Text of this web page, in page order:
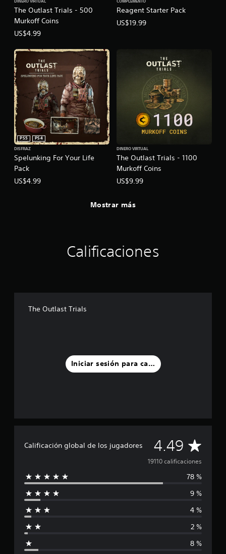
The Outlast Trials - 500
Murkoff Coins
DINERO VIRTUAL
US$4.99
Reagent Starter Pack
COMPLEMENTO
US$19.99
Spelunking For Your Life
Pack
PS5
PS4
DISFRAZ
US$4.99
The Outlast Trials - 1100
Murkoff Coins
DINERO VIRTUAL
US$9.99
Mostrar más
Calificaciones
The Outlast Trials
Iniciar sesión para calificar
Calificación global de los jugadores 4.49 C
a
19110 calificaciones
78 %
9 %
4 %
2 %
8 %